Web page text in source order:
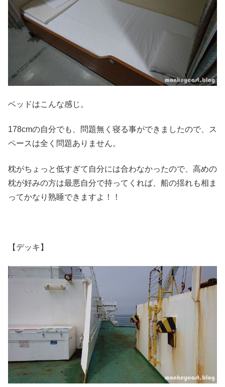
ベッドはこんな感じ。
178cmの自分でも、問題無く寝る事ができましたので、ス
ペースは全く問題ありません。
枕がちょっと低すぎて自分には合わなかったので、高めの
枕が好みの方は最悪自分で持ってくれば、船の揺れも相ま
ってかなり熟睡できますよ！！
【デッキ】